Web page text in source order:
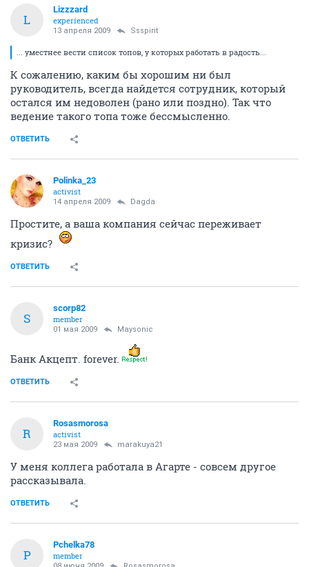
L
Lizzzard
experienced
13 апреля 2009 Ssspirit
... уместнее вести список топов, у которых работать в радость...
К сожалению, каким бы хорошим ни был
руководитель, всегда найдется сотрудник, который
остался им недоволен (рано или поздно). Так что
ведение такого топа тоже бессмысленно.
ОТВЕТИТЬ
Polinka_23
activist
14 апреля 2009 Dagda
Простите, а ваша компания сейчас переживает
кризис?
ОТВЕТИТЬ
S
scorp82
member
01 мая 2009 Maysonic
Банк Акцепт. forever.
ОТВЕТИТЬ
R
Rosasmorosa
activist
23 мая 2009 marakuya21
У меня коллега работала в Агарте - совсем другое
рассказывала.
ОТВЕТИТЬ
P
Pchelka78
member